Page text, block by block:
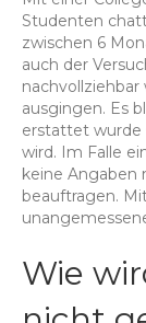
Studenten
zwischen 6
auch der
nachvollziehbar
ausgingen. Es
erstattet wurde
wird. Im Falle
keine Angaben
beauftragen.
Wie